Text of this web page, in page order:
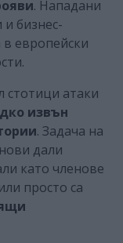
. Нападани
и бизнес-
в европейски
стотици атаки
извън
. Задача на
дали
като членове
просто са